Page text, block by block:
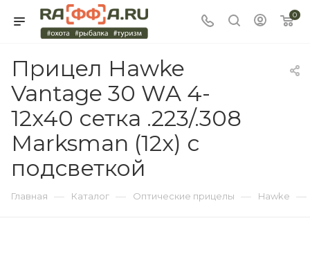
0
Прицел Hawke
Vantage 30 WA 4-
12x40 сетка .223/.308
Marksman (12x) с
подсветкой
Главная — Каталог — Оптические прицелы — Hawke —